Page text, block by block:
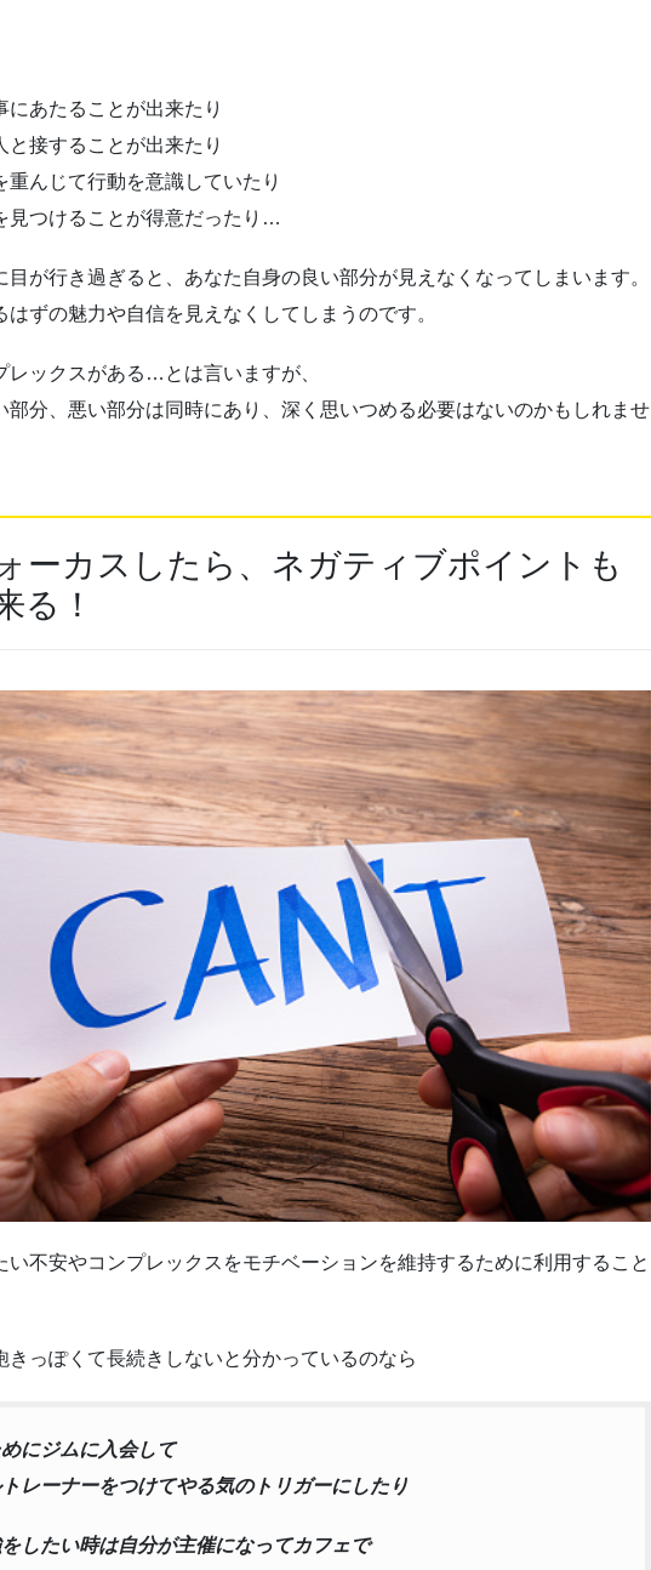
にあたることが出来たり
と接することが出来たり
重んじて行動を意識していたり
見つけることが得意だったり…
目が行き過ぎると、あなた自身の良い部分が見えなくなってしまいます。
はずの魅力や自信を見えなくしてしまうのです。
レックスがある…とは言いますが、
部分、悪い部分は同時にあり、深く思いつめる必要はないのかもしれませ
ーカスしたら、ネガティブポイントも
る！
い不安やコンプレックスをモチベーションを維持するために利用すること
きっぽくて長続きしないと分かっているのなら
にジムに入会して
レーナーをつけてやる気のトリガーにしたり
したい時は自分が主催になってカフェで